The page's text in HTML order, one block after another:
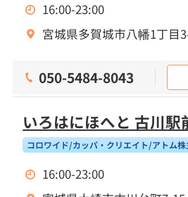
16:00-23:00
宮城県多賀城市八幡1丁目
050-5484-8043
いろはにほへと 古川駅
コロワイド/カッパ・クリエイト/アトム株
16:00-23:00